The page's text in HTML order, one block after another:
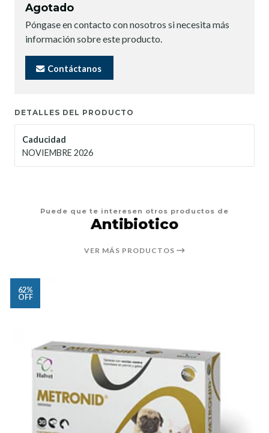
Agotado
Póngase en contacto con nosotros si necesita más
información sobre este producto.
Contáctanos
DETALLES DEL PRODUCTO
Caducidad
NOVIEMBRE 2026
Puede que te interesen otros productos de
Antibiotico
VER MÁS PRODUCTOS
62%
OFF